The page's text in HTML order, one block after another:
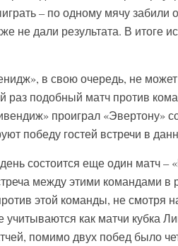
– по одному мячу
не дали результата. В итоге
в свою очередь, не
раз подобный матч против
проиграл «Эвертону»
победу гостей встречи в
состоится еще один матч –
между этими командами в
этой команды, не смотря
учитываются как матчи кубка
помимо двух побед было